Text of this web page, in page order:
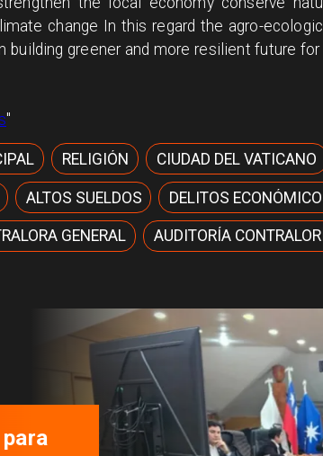
change In this regard the agro-
building greener and more resilient future
RELIGIÓN CIUDAD DEL VATICANO
ALTOS SUELDOS DELITOS
GENERAL AUDITORÍA